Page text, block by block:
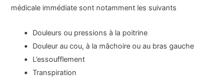
médicale immédiate sont notamment les suivants
Douleurs ou pressions à la poitrine
Douleur au cou, à la mâchoire ou au bras gauche
L’essoufflement
Transpiration